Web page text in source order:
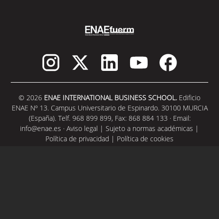
SEGUIR LEYENDO
© 2026 ENAE INTERNATIONAL BUSINESS SCHOOL. Edificio
ENAE Nº 13. Campus Universitario de Espinardo. 30100 MURCIA
(España). Telf. 968 899 899, Fax: 868 884 133 · Email:
info@enae.es · Aviso legal | Sujeto a normas académicas |
Política de privacidad | Política de cookies